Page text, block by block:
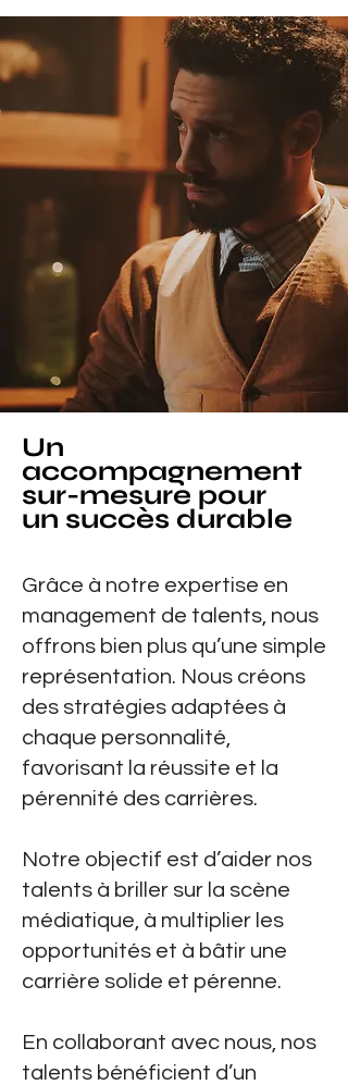
Un
accompagnement
sur-mesure pour
un succès durable
Grâce à notre expertise en
management de talents, nous
offrons bien plus qu’une simple
représentation. Nous créons
des stratégies adaptées à
chaque personnalité,
favorisant la réussite et la
pérennité des carrières.
Notre objectif est d’aider nos
talents à briller sur la scène
médiatique, à multiplier les
opportunités et à bâtir une
carrière solide et pérenne.
En collaborant avec nous, nos
talents bénéficient d’un